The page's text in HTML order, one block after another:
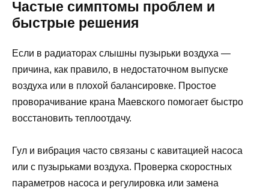
Частые симптомы проблем и
быстрые решения
Если в радиаторах слышны пузырьки воздуха —
причина, как правило, в недостаточном выпуске
воздуха или в плохой балансировке. Простое
проворачивание крана Маевского помогает быстро
восстановить теплоотдачу.
Гул и вибрация часто связаны с кавитацией насоса
или с пузырьками воздуха. Проверка скоростных
параметров насоса и регулировка или замена